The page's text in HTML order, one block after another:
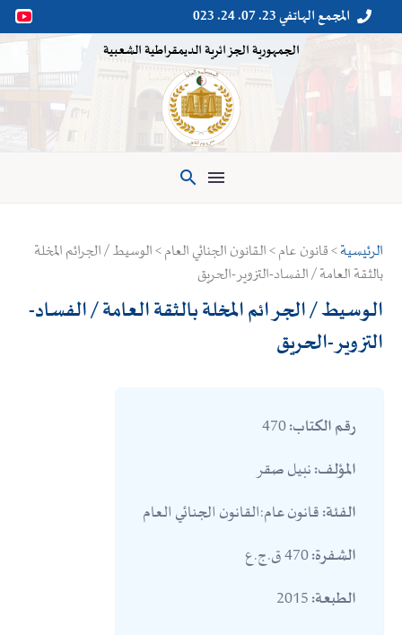

 المجمع الهاتفي 23. 07. 24. 023
الجمهورية الجزائرية الديمقراطية الشعبية

الرئيسية> قانون عام > القانون الجنائي العام > الوسيط / الجرائم المخلة
بالثقة العامة / الفساد-التزوير-الحريق
الوسيط / الجرائم المخلة بالثقة العامة / الفساد-
التزوير-الحريق
رقم الكتاب:
المؤلف:نبيل صقر
الفئة:قانون عام:القانون الجنائي العام
الشفرة:
الطبعة: